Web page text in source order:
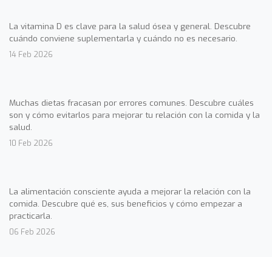
La vitamina D es clave para la salud ósea y general. Descubre
cuándo conviene suplementarla y cuándo no es necesario.
14 Feb 2026
Muchas dietas fracasan por errores comunes. Descubre cuáles
son y cómo evitarlos para mejorar tu relación con la comida y la
salud.
10 Feb 2026
La alimentación consciente ayuda a mejorar la relación con la
comida. Descubre qué es, sus beneficios y cómo empezar a
practicarla.
06 Feb 2026